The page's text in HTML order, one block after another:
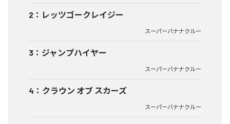
2 ： レッツゴークレイジー
スーパーバナナクルー
3 ： ジャンプハイヤー
スーパーバナナクルー
4 ： クラウン オブ スカーズ
スーパーバナナクルー